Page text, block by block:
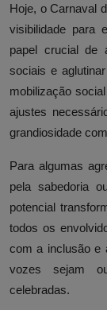
Hoje, o Carnaval
visibilidade para
papel crucial de
sociais e
mobilização
ajustes
grandiosidade
Para algumas
pela sabedoria
potencial
todos os
com a inclusão e
vozes sejam
celebradas.